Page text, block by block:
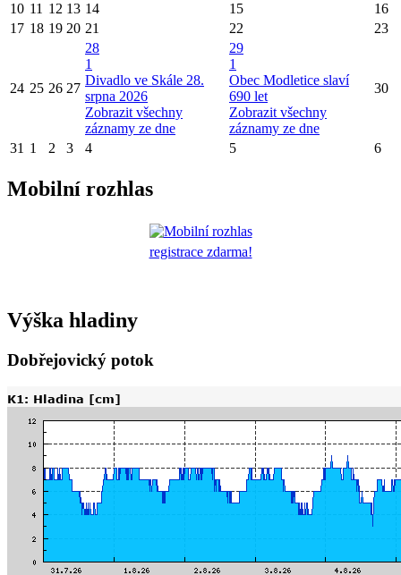
10 11 12 13 14 15
16
17 18 19 20 21 22 23
24 25 26 27
28
1
Divadlo ve Skále 28.
srpna 2026
Zobrazit všechny
záznamy ze dne
29
1
Obec Modletice slaví
690 let
Zobrazit všechny
záznamy ze dne
30
31 1 2 3 4 5 6
Mobilní rozhlas
registrace zdarma!
Výška hladiny
Dobřejovický potok